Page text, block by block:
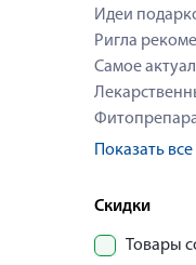
Идеи
Ригла
Самое
Показать все
Скидки
Товары